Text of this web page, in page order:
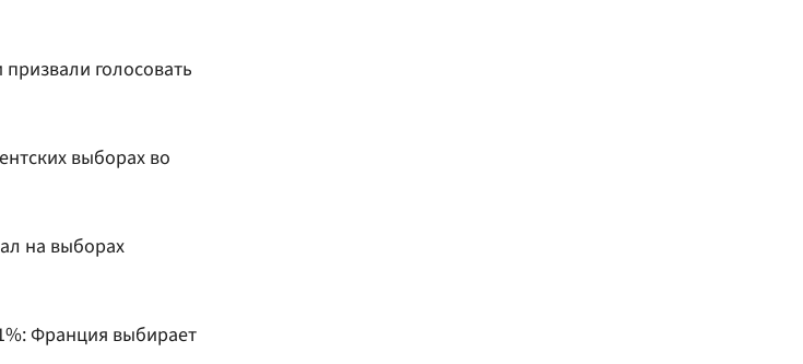
голосовать
выборах во
на выборах
Франция выбирает